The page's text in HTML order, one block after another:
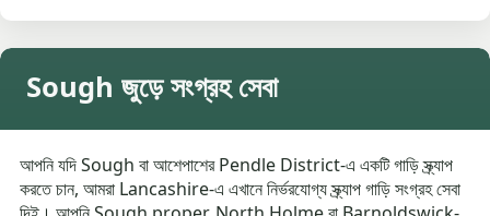
Sough জুড়ে সংগ্রহ সেবা
আপনি যদি Sough বা আশেপাশের Pendle District-এ একটি গাড়ি স্ক্র্যাপ
করতে চান, আমরা Lancashire-এ এখানে নির্ভরযোগ্য স্ক্র্যাপ গাড়ি সংগ্রহ সেবা